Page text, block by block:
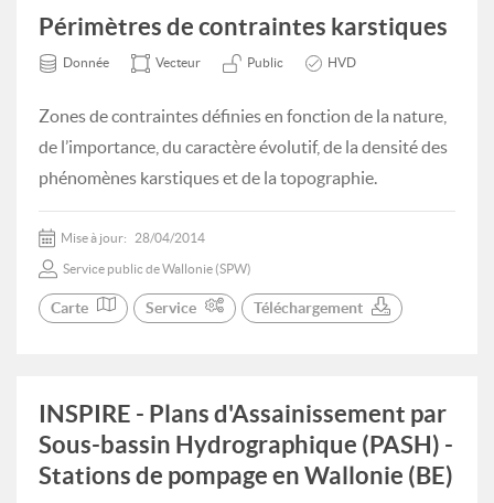
Périmètres de contraintes karstiques
Donnée Vecteur Public HVD
Zones de contraintes définies en fonction de la nature,
de l’importance, du caractère évolutif, de la densité des
phénomènes karstiques et de la topographie.
Mise à jour: 28/04/2014
Service public de Wallonie (SPW)
Carte Service Téléchargement
INSPIRE - Plans d'Assainissement par
Sous-bassin Hydrographique (PASH) -
Stations de pompage en Wallonie (BE)